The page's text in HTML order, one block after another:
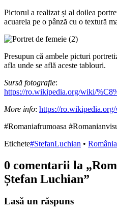
Pictorul a realizat și al doilea
acuarela pe o pânză cu o textură
Presupun că ambele picturi
afla unde se află aceste tablouri.
Sursă fotografie:
https://ro.wikipedia.org/wiki/
More info: https://
#Romaniafrumoasa
Etichete#StefanLuchian •
0 comentarii la „
Ștefan Luchian”
Lasă un răspuns